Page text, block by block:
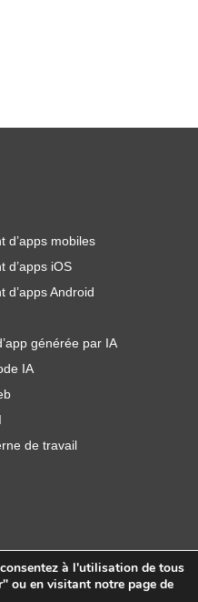
d’apps mobiles
d’apps iOS
d’apps Android
générée par IA
IA
de travail
à l'utilisation de tous
ou en visitant notre page de